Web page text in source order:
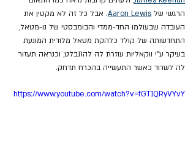
הרגשי של Aaron Lewis. אבל כל זה לא מקטין את
העובדה שבעולמו החד-ממדי והבומבסטי של נו-מטאל,
התחדשותה של קולד כלהקת מטאל מלודית המונעת
בעיקר ע"י ווקאליות עוזרת לה להתבלט, וכנראה תעזור
לה לשרוד כאשר התעשייה בהכרח תדחק.
https://www.youtube.com/watch?v=fGT1QRyVYvY